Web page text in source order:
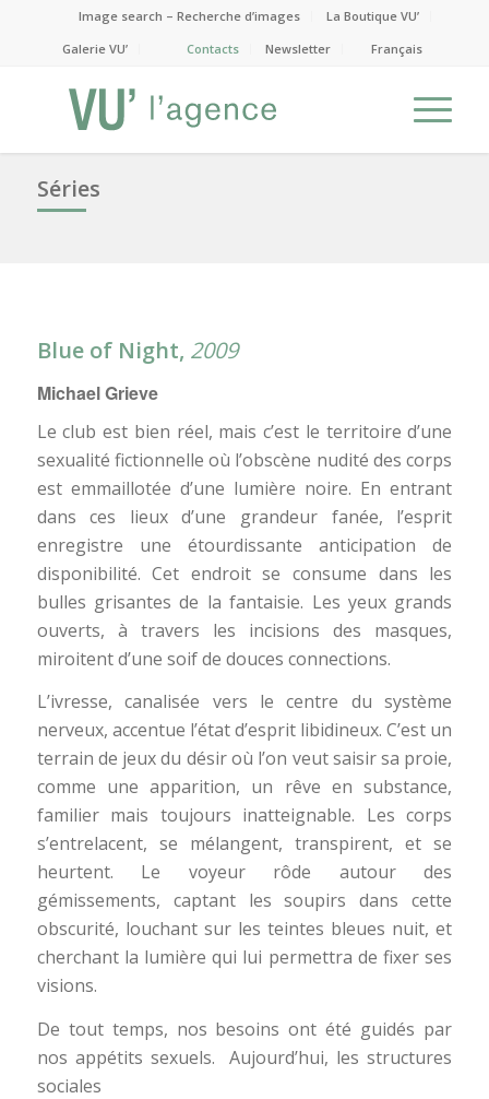
Image search – Recherche d’images
La Boutique VU’
Galerie VU’
Contacts Newsletter Français
Séries
Blue of Night, 2009
Michael Grieve
Le club est bien réel, mais c’est le territoire d’une
sexualité fictionnelle où l’obscène nudité des corps
est emmaillotée d’une lumière noire. En entrant
dans ces lieux d’une grandeur fanée, l’esprit
enregistre une étourdissante anticipation de
disponibilité. Cet endroit se consume dans les
bulles grisantes de la fantaisie. Les yeux grands
ouverts, à travers les incisions des masques,
miroitent d’une soif de douces connections.
L’ivresse, canalisée vers le centre du système
nerveux, accentue l’état d’esprit libidineux. C’est un
terrain de jeux du désir où l’on veut saisir sa proie,
comme une apparition, un rêve en substance,
familier mais toujours inatteignable. Les corps
s’entrelacent, se mélangent, transpirent, et se
heurtent. Le voyeur rôde autour des
gémissements, captant les soupirs dans cette
obscurité, louchant sur les teintes bleues nuit, et
cherchant la lumière qui lui permettra de fixer ses
visions.
De tout temps, nos besoins ont été guidés par
nos appétits sexuels. Aujourd’hui, les structures
sociales